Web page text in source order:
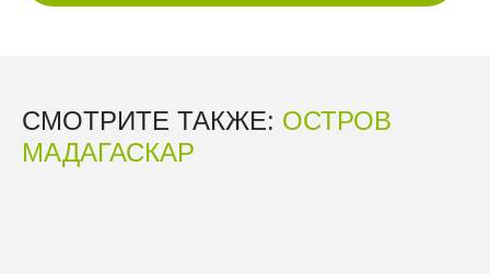
СМОТРИТЕ ТАКЖЕ: ОСТРОВ
МАДАГАСКАР